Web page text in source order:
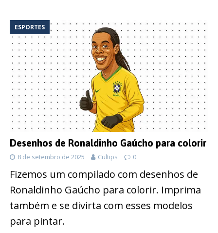
ESPORTES
Desenhos de Ronaldinho Gaúcho para colorir
8 de setembro de 2025 Cultips 0
Fizemos um compilado com desenhos de
Ronaldinho Gaúcho para colorir. Imprima
também e se divirta com esses modelos
para pintar.